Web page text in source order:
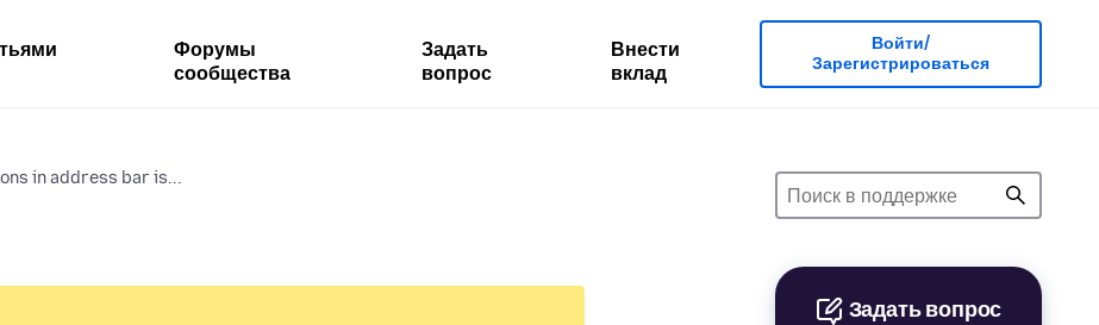
Форумы
сообщества
Задать
вопрос
Внести
вклад
Войти/
Зарегистрироваться
in address bar is...
Задать вопрос